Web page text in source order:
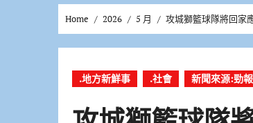
Home 2026 5 月 攻城獅籃球隊將回家
.地方新鮮事 .社會 新聞來源:勁報